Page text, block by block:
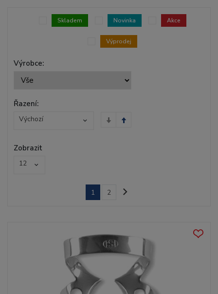
Výrobce:
Skladem Novinka Akce
Výprodej
Řazení:
Výchozí
Zobrazit
12
1 2